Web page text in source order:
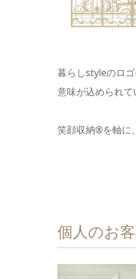
暮らしstyleのロ
意味が込められて
笑顔収納®を軸に
個⼈のお